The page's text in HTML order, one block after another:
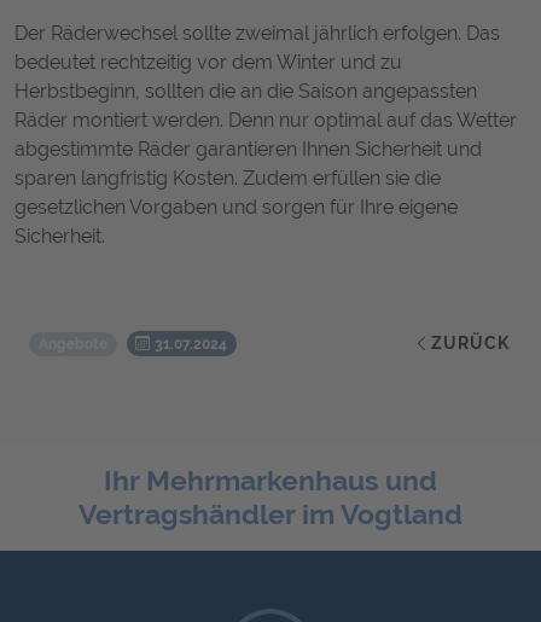
Der Räderwechsel sollte zweimal jährlich erfolgen. Das
bedeutet rechtzeitig vor dem Winter und zu
Herbstbeginn, sollten die an die Saison angepassten
Räder montiert werden. Denn nur optimal auf das Wetter
abgestimmte Räder garantieren Ihnen Sicherheit und
sparen langfristig Kosten. Zudem erfüllen sie die
gesetzlichen Vorgaben und sorgen für Ihre eigene
Sicherheit.
31.07.2024 ZURÜCK
Ihr Mehrmarkenhaus und
Vertragshändler im Vogtland